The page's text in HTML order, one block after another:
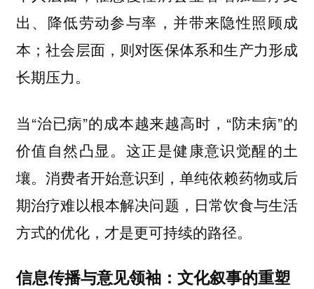
出、降低劳动参与率，并带来隐性照顾成
本；社会层面，则对医保体系和生产力形成
长期压力。
当“治已病”的成本越来越高时，“防未病”的
价值自然凸显。这正是健康意识觉醒的土
壤。消费者开始意识到，单纯依赖药物或后
期治疗难以根本解决问题，日常饮食与生活
方式的优化，才是更可持续的路径。
信息传播与意见领袖：文化叙事的重塑